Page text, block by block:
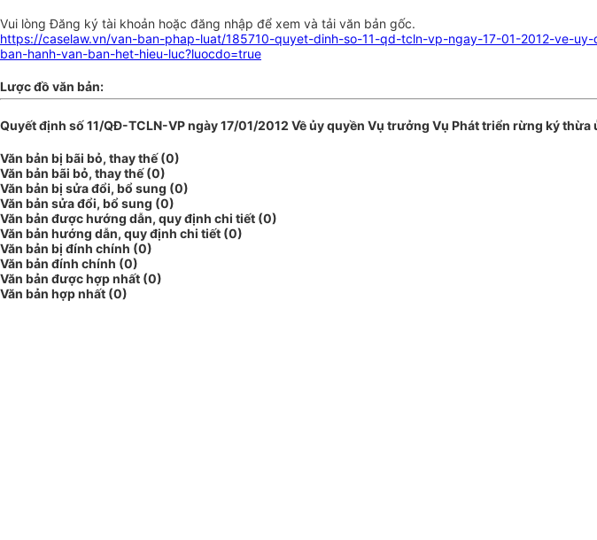
Vui lòngĐăng ký tài khoản hoặc đăng nhập để xem và tải văn bản gốc.
https://caselaw.vn/van-ban-phap-luat/185710-quyet-dinh-so-11-qd-tcln-vp-ngay-17-01-2012-ve-
ban-hanh-van-ban-het-hieu-luc?luocdo=true
Lược đồ văn bản:
Quyết định số 11/QĐ-TCLN-VP ngày 17/01/2012 Về ủy quyền Vụ trưởng Vụ Phát triển rừng ký
Văn bản bị bãi bỏ, thay thế (0)
Văn bản bãi bỏ, thay thế (0)
Văn bản bị sửa đổi, bổ sung (0)
Văn bản sửa đổi, bổ sung (0)
Văn bản được hướng dẫn, quy định chi tiết (0)
Văn bản hướng dẫn, quy định chi tiết (0)
Văn bản bị đính chính (0)
Văn bản đính chính (0)
Văn bản được hợp nhất (0)
Văn bản hợp nhất (0)